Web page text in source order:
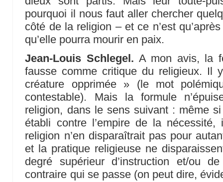
pourquoi il nous faut aller chercher
côté de la religion – et ce n’est
qu’elle pourra mourir en paix.
Jean-Louis Schlegel. A mon avis, la
fausse comme critique du religieux. Il
créature opprimée » (le mot
contestable). Mais la formule
religion, dans le sens suivant : même
établi contre l’empire de la
religion n’en disparaîtrait pas pour
et la pratique religieuse ne
degré supérieur d’instruction et/ou
contraire qui se passe (on peut dire,